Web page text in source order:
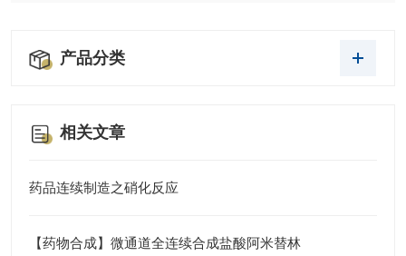
产品分类
相关文章
药品连续制造之硝化反应
【药物合成】微通道全连续合成盐酸阿米替林